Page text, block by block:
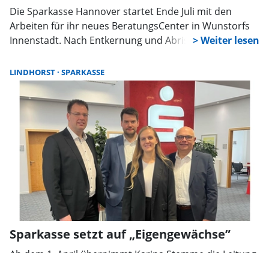
Die Sparkasse Hannover startet Ende Juli mit den
Arbeiten für ihr neues BeratungsCenter in Wunstorfs
Innenstadt. Nach Entkernung und Abriss entsteht bis
im Umfeld der Baustelle lassen sich nicht vermeiden.
LINDHORST SPARKASSE
Sparkasse setzt auf „Eigengewächse”